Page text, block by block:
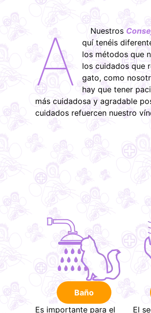
Nuestros
A
quí tenéis
los métodos que
los cuidados que
gato, como
hay que tener
más cuidadosa y agradable
cuidados refuercen nuestro
Baño
Es importante para el
El